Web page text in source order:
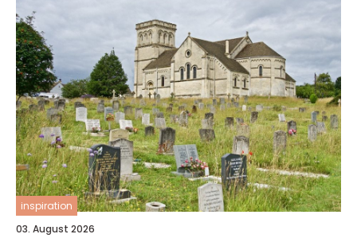
inspiration
03. August 2026